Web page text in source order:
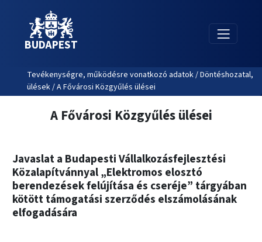
BUDAPEST
Tevékenységre, működésre vonatkozó adatok / Döntéshozatal,
ülések / A Fővárosi Közgyűlés ülései
A Fővárosi Közgyűlés ülései
Javaslat a Budapesti Vállalkozásfejlesztési
Közalapítvánnyal „Elektromos elosztó
berendezések felújítása és cseréje” tárgyában
kötött támogatási szerződés elszámolásának
elfogadására